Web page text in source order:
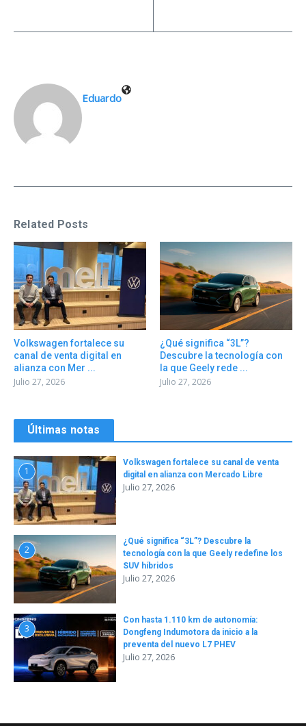
Eduardo
Related Posts
Volkswagen fortalece su
canal de venta digital en
alianza con Mer ...
Julio 27, 2026
¿Qué significa “3L”?
Descubre la tecnología con
la que Geely rede ...
Julio 27, 2026
Últimas notas
1
Volkswagen fortalece su canal de venta
digital en alianza con Mercado Libre
Julio 27, 2026
2
¿Qué significa “3L”? Descubre la
tecnología con la que Geely redefine los
SUV híbridos
Julio 27, 2026
3
Con hasta 1.110 km de autonomía:
Dongfeng Indumotora da inicio a la
preventa del nuevo L7 PHEV
Julio 27, 2026